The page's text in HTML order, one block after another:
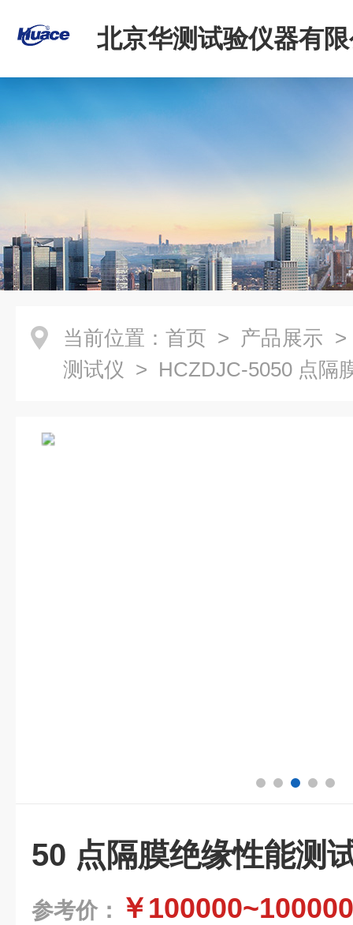
北京华测试验仪器有
当前位置： 首页 > 产品展示
测试仪 > HCZDJC-5050 点隔
50 点隔膜绝缘性能测
参考价： ￥100000~100000